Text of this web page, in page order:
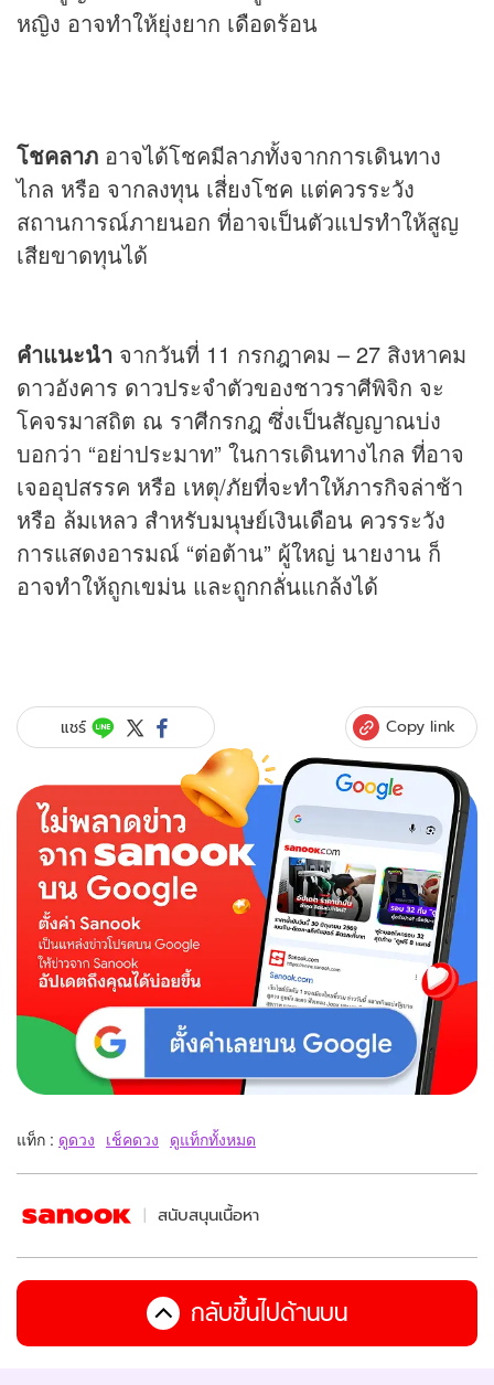
หญิง อาจทำให้ยุ่งยาก เดือดร้อน
โชคลาภ อาจได้โชคมีลาภทั้งจากการเดินทาง
ไกล หรือ จากลงทุน เสี่ยงโชค แต่ควรระวัง
สถานการณ์ภายนอก ที่อาจเป็นตัวแปรทำให้สูญ
เสียขาดทุนได้
คำแนะนำ จากวันที่ 11 กรกฎาคม – 27 สิงหาคม
ดาวอังคาร ดาวประจำตัวของชาวราศีพิจิก จะ
โคจรมาสถิต ณ ราศีกรกฎ ซึ่งเป็นสัญญาณบ่ง
บอกว่า “อย่าประมาท” ในการเดินทางไกล ที่อาจ
เจออุปสรรค หรือ เหตุ/ภัยที่จะทำให้ภารกิจล่าช้า
หรือ ล้มเหลว สำหรับมนุษย์เงินเดือน ควรระวัง
การแสดงอารมณ์ “ต่อต้าน” ผู้ใหญ่ นายงาน ก็
อาจทำให้ถูกเขม่น และถูกกลั่นแกล้งได้
แชร์ Copy link
แท็ก : ดูดวง เช็คดวง ดูแท็กทั้งหมด
สนับสนุนเนื้อหา
กลับขึ้นไปด้านบน